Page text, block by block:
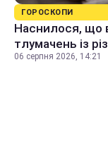
ГОРОСКОПИ
Наснилося, що
тлумачень із
06 серпня 2026, 14:21